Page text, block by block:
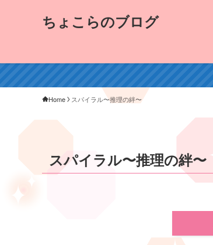
ちょこらのブログ
Home スパイラル〜推理の絆〜
スパイラル〜推理の絆〜